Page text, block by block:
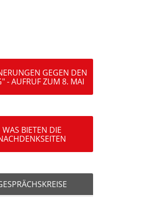
GEGEN DEN
- AUFRUF ZUM 8. MAI
WAS BIETEN DIE